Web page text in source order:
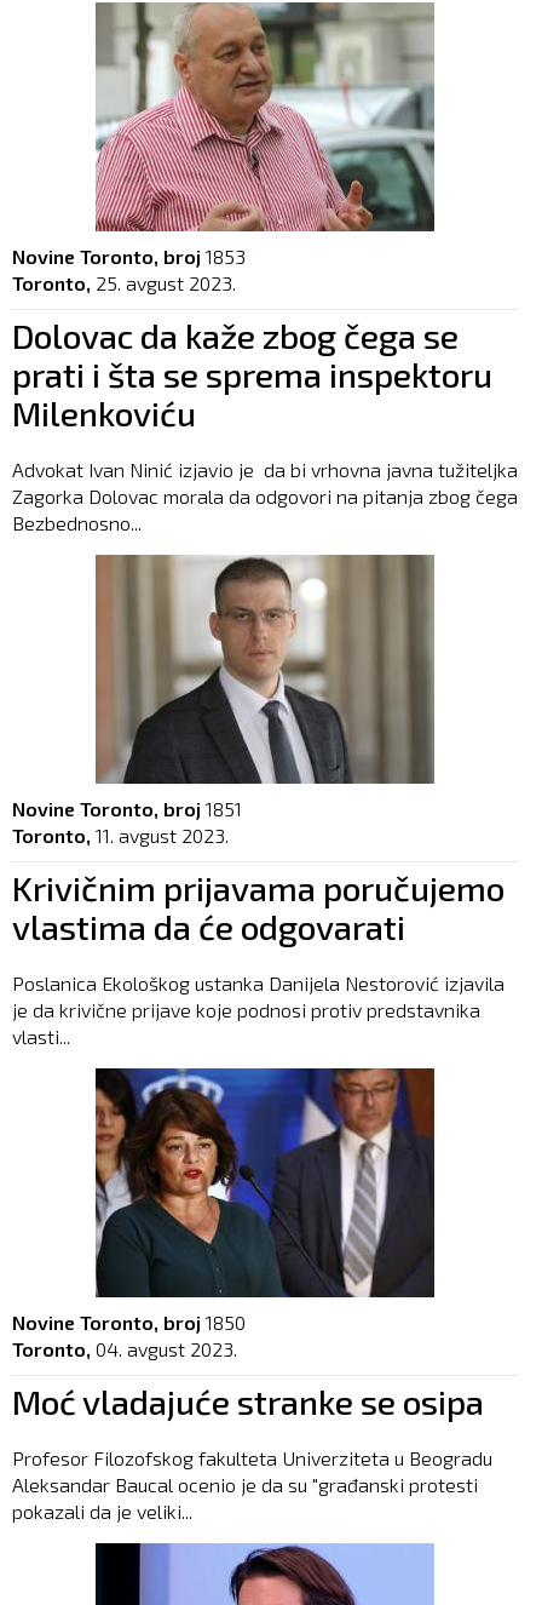
Novine Toronto, broj 1853
Toronto, 25. avgust 2023.
Dolovac da kaže zbog čega se
prati i šta se sprema inspektoru
Milenkoviću
Advokat Ivan Ninić izjavio je da bi vrhovna javna tužiteljka
Zagorka Dolovac morala da odgovori na pitanja zbog čega
Bezbednosno...
Novine Toronto, broj 1851
Toronto, 11. avgust 2023.
Krivičnim prijavama poručujemo
vlastima da će odgovarati
Poslanica Ekološkog ustanka Danijela Nestorović izjavila
je da krivične prijave koje podnosi protiv predstavnika
vlasti...
Novine Toronto, broj 1850
Toronto, 04. avgust 2023.
Moć vladajuće stranke se osipa
Profesor Filozofskog fakulteta Univerziteta u Beogradu
Aleksandar Baucal ocenio je da su "građanski protesti
pokazali da je veliki...